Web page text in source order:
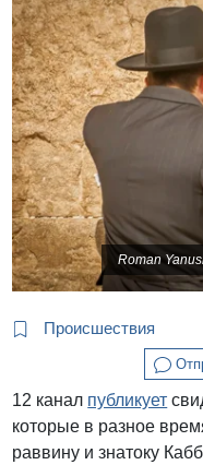
Roman
Происшествия
12 канал публикует
которые в разное
раввину и знатоку